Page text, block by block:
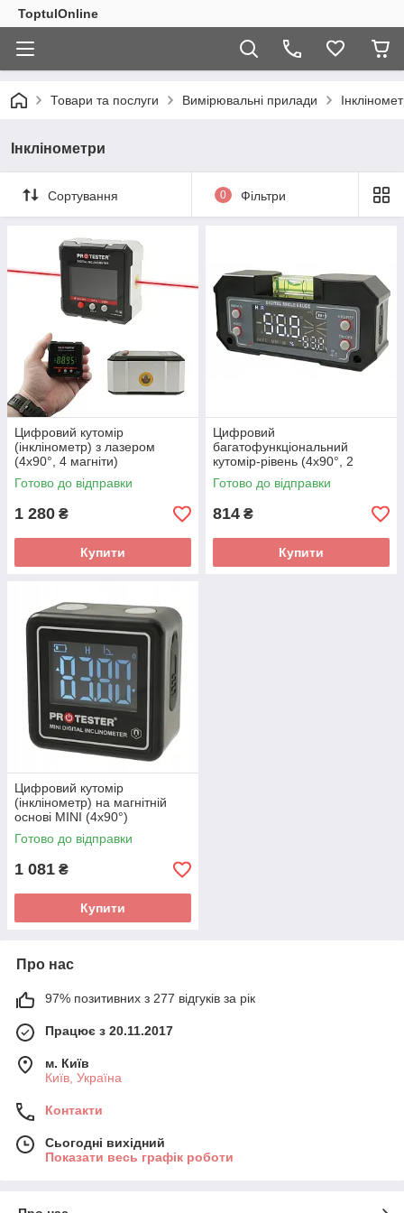
ToptulOnline
Товари та послуги Вимірювальні прилади
Інклінoмeтpи
Сортування 0 Фільтри
Цифровий кутомір
(інклінометр) з лазером
(4х90°, 4 магніти)
PROTESTER 5341-90
Готово до відправки
1 280 ₴
Купити
Цифровий
багатофункціональний
кутомір-рівень (4х90°, 2
магніти) PROTESTER 5346
Готово до відправки
814 ₴
Купити
Цифровий кутомір
(інклінометр) на магнітній
основі MINI (4х90°)
PROTESTER 5347
Готово до відправки
1 081 ₴
Купити
Про нас
97% позитивних з 277 відгуків за рік
Працює з 20.11.2017
м. Київ
Київ, Україна
Контакти
Сьогодні вихідний
Показати весь графік роботи